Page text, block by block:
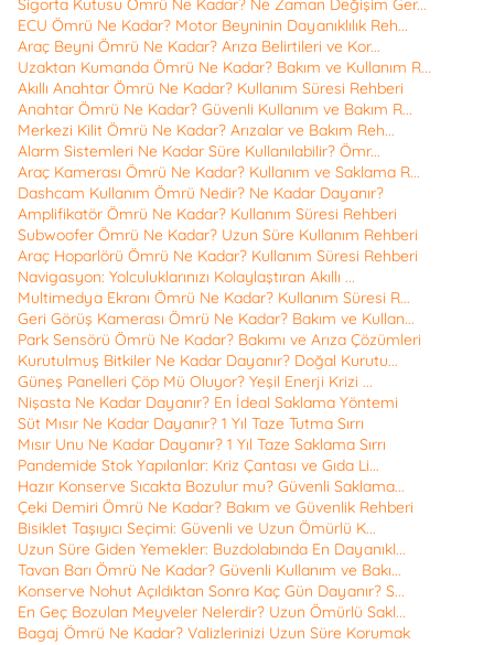
Sigorta Kutusu Ömrü Ne Kadar? Ne Zaman Değişim Ger...
ECU Ömrü Ne Kadar? Motor Beyninin Dayanıklılık Reh...
Araç Beyni Ömrü Ne Kadar? Arıza Belirtileri ve Kor...
Uzaktan Kumanda Ömrü Ne Kadar? Bakım ve Kullanım R...
Akıllı Anahtar Ömrü Ne Kadar? Kullanım Süresi Rehberi
Anahtar Ömrü Ne Kadar? Güvenli Kullanım ve Bakım R...
Merkezi Kilit Ömrü Ne Kadar? Arızalar ve Bakım Reh...
Alarm Sistemleri Ne Kadar Süre Kullanılabilir? Ömr...
Araç Kamerası Ömrü Ne Kadar? Kullanım ve Saklama R...
Dashcam Kullanım Ömrü Nedir? Ne Kadar Dayanır?
Amplifikatör Ömrü Ne Kadar? Kullanım Süresi Rehberi
Subwoofer Ömrü Ne Kadar? Uzun Süre Kullanım Rehberi
Araç Hoparlörü Ömrü Ne Kadar? Kullanım Süresi Rehberi
Navigasyon: Yolculuklarınızı Kolaylaştıran Akıllı ...
Multimedya Ekranı Ömrü Ne Kadar? Kullanım Süresi R...
Geri Görüş Kamerası Ömrü Ne Kadar? Bakım ve Kullan...
Park Sensörü Ömrü Ne Kadar? Bakımı ve Arıza Çözümleri
Kurutulmuş Bitkiler Ne Kadar Dayanır? Doğal Kurutu...
Güneş Panelleri Çöp Mü Oluyor? Yeşil Enerji Krizi ...
Nişasta Ne Kadar Dayanır? En İdeal Saklama Yöntemi
Süt Mısır Ne Kadar Dayanır? 1 Yıl Taze Tutma Sırrı
Mısır Unu Ne Kadar Dayanır? 1 Yıl Taze Saklama Sırrı
Pandemide Stok Yapılanlar: Kriz Çantası ve Gıda Li...
Hazır Konserve Sıcakta Bozulur mu? Güvenli Saklama...
Çeki Demiri Ömrü Ne Kadar? Bakım ve Güvenlik Rehberi
Bisiklet Taşıyıcı Seçimi: Güvenli ve Uzun Ömürlü K...
Uzun Süre Giden Yemekler: Buzdolabında En Dayanıkl...
Tavan Barı Ömrü Ne Kadar? Güvenli Kullanım ve Bakı...
Konserve Nohut Açıldıktan Sonra Kaç Gün Dayanır? S...
En Geç Bozulan Meyveler Nelerdir? Uzun Ömürlü Sakl...
Bagaj Ömrü Ne Kadar? Valizlerinizi Uzun Süre Korumak